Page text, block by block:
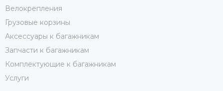
Велокрепления
Грузовые корзины
Аксессуары к багажникам
Запчасти к багажникам
Комплектующие к багажникам
Услуги